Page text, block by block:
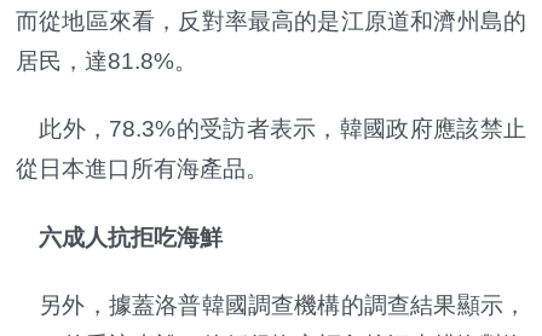
而從地區來看，反對率最高的是江原道和濟州島的
居民，達81.8%。
此外，78.3%的受訪者表示，韓國政府應該禁止
從日本進口所有海產品。
六成人抗拒吃海鮮
另外，據蓋洛普韓國調查機構的調查結果顯示，